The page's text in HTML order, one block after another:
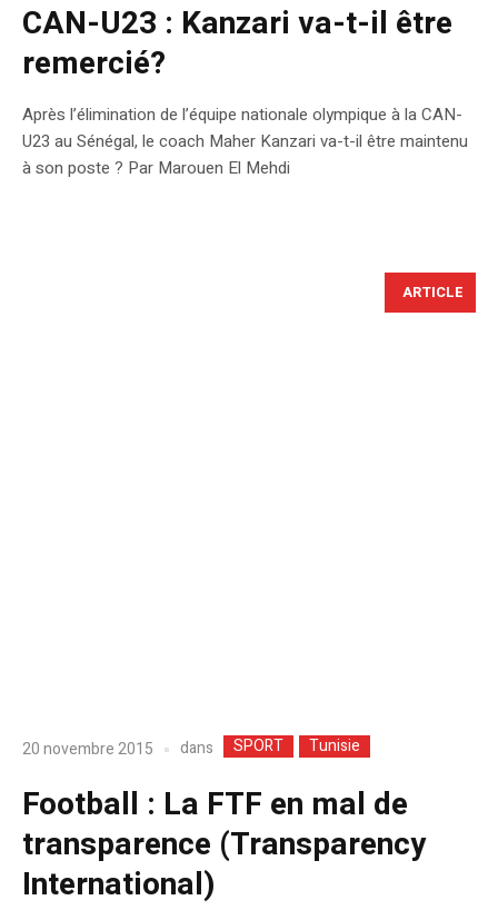
CAN-U23 : Kanzari va-t-il être
remercié?
Après l’élimination de l’équipe nationale olympique à la CAN-
U23 au Sénégal, le coach Maher Kanzari va-t-il être maintenu
à son poste ? Par Marouen El Mehdi
ARTICLE
20 novembre 2015 dans SPORT Tunisie
Football : La FTF en mal de
transparence (Transparency
International)